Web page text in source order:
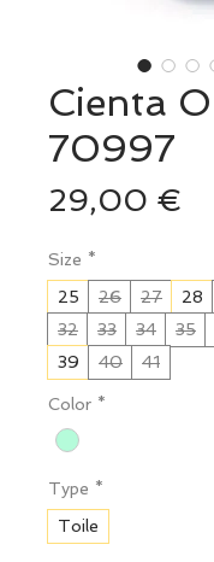
Cienta
70997
29,00 €
Size *
25
26 27 28
32
33 34 35
39
40 41
Color *
Type *
Toile